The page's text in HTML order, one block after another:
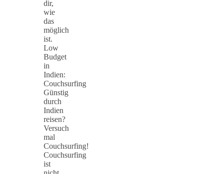
dir,
wie
das
möglich
ist.
Low
Budget
in
Indien:
Couchsurfing
Günstig
durch
Indien
reisen?
Versuch
mal
Couchsurfing!
Couchsurfing
ist